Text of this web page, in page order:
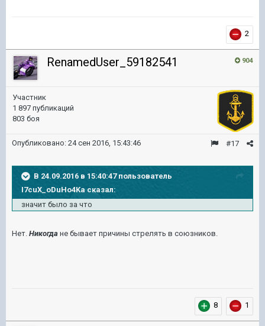
2
904
RenamedUser_59182541
Участник
1 897 публикаций
803 боя
#17
Опубликовано: 24 сен 2016, 15:43:46
В 24.09.2016 в 15:40:47 пользователь
I7cuX_oDuHo4Ka сказал:
значит было за что
Нет. Никогда не бывает причины стрелять в союзников.
8 1